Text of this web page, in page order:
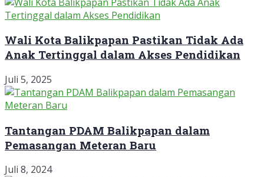
Wali Kota Balikpapan Pastikan Tidak Ada
Anak Tertinggal dalam Akses Pendidikan
Juli 5, 2025
Tantangan PDAM Balikpapan dalam
Pemasangan Meteran Baru
Juli 8, 2024